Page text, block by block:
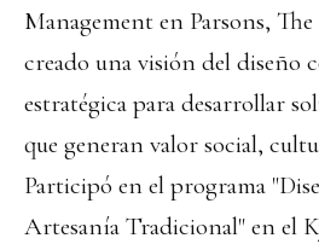
Management en Parsons,
creado una visión del diseño
estratégica para desarrollar
que generan valor social,
Participó en el programa
Artesanía Tradicional" en el